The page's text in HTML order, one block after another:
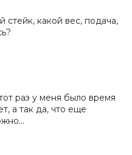
стейк, какой вес, подача,
раз у меня было время
а так да, что еще